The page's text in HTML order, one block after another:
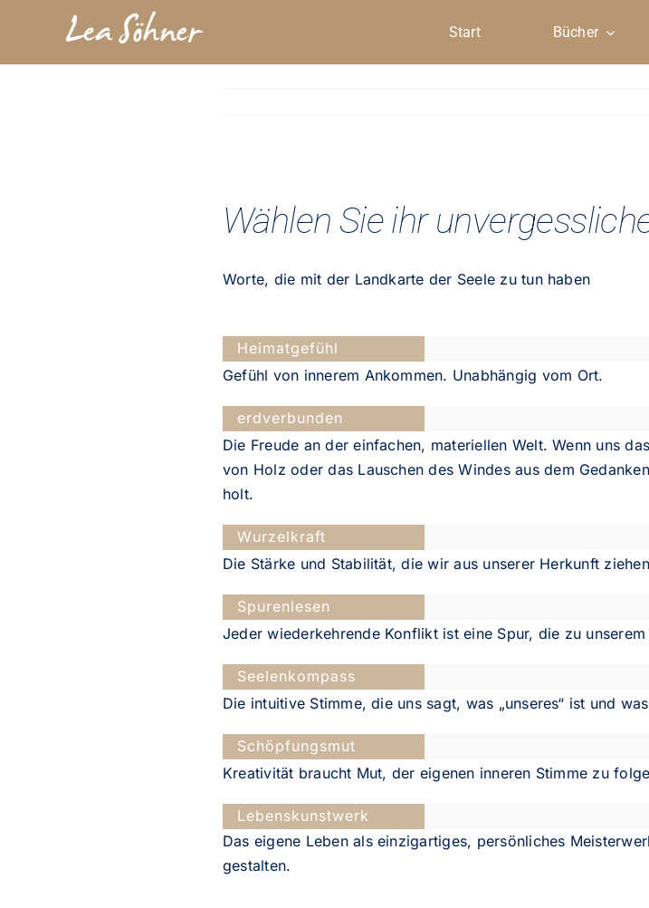
springen
Start Bücher
Wählen Sie ihr
Worte, die mit der Landkarte der Seele zu tun haben
Heimatgefühl
Gefühl von innerem Ankommen. Unabhängig vom Ort.
erdverbunden
Die Freude an der einfachen, materiellen Welt. Wenn uns
von Holz oder das Lauschen des Windes aus dem
holt.
Wurzelkraft
Die Stärke und Stabilität, die wir aus unserer Herkunft
Spurenlesen
Jeder wiederkehrende Konflikt ist eine Spur, die zu
Seelenkompass
Die intuitive Stimme, die uns sagt, was „unseres“ ist und
Schöpfungsmut
Kreativität braucht Mut, der eigenen inneren Stimme zu
Lebenskunstwerk
Das eigene Leben als einzigartiges, persönliches
gestalten.